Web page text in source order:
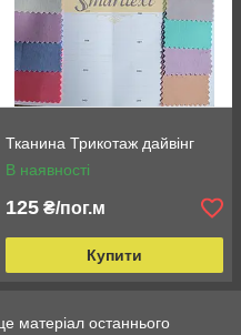
Тканина Трикотаж дайвінг
В наявності
125 ₴/пог.м
Купити
матеріал останнього